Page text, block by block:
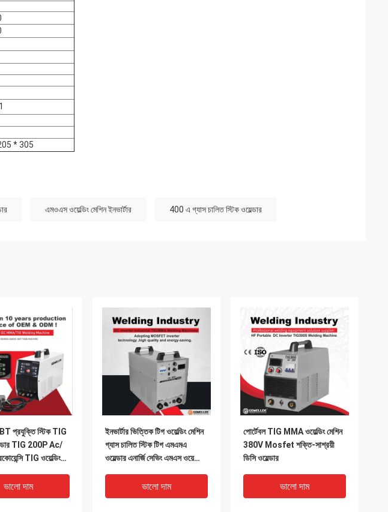
* 305
এমওএস ওয়েল্ডিং মেশিন ইনভার্টার 400 এ গ্যাস চালিত স্টিক ওয়েল্ডার
প্রযুক্তি স্টিক TIG
TIG 200P Ac/
TIG ওয়েল্ডিং
ভালো দাম
ইনভার্টার ভিত্তিক টিগ ওয়েল্ডিং মেশিন
গ্যাস চালিত স্টিক টিগ এমএমএ
ওয়েল্ডার এনার্জি সেভিং এমএস ওয়েল্ডিং
ভালো দাম
পোর্টেবল TIG MMA ওয়েল্ডিং মেশিন
380V Mosfet শক্তি-সাশ্রয়ী
ডিসি ওয়েল্ডার
ভালো দাম